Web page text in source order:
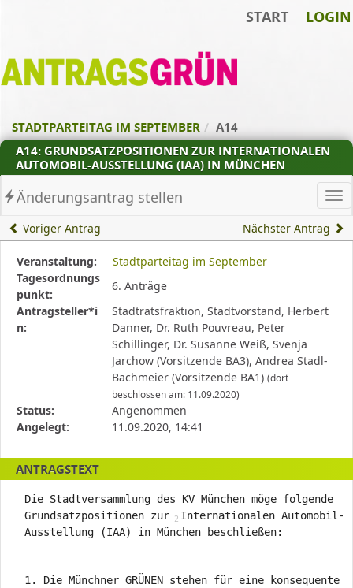
START LOGIN
Zur
Startseite
STADTPARTEITAG IM SEPTEMBER
A14
A14: GRUNDSATZPOSITIONEN ZUR INTERNATIONALEN
AUTOMOBIL-AUSSTELLUNG (IAA) IN MÜNCHEN
Änderungsantrag stellen
Voriger Antrag Nächster Antrag
Diese
Tabelle
beschreibt
den
Status,
Rahmendaten
zum
Veranstaltung:
Stadtparteitag im September
Tagesordnungs
punkt:
6. Anträge
Antragsteller*i
n:
Stadtratsfraktion, Stadtvorstand, Herbert
Danner, Dr. Ruth Pouvreau, Peter
Schillinger, Dr. Susanne Weiß, Svenja
Jarchow (Vorsitzende BA3), Andrea Stadl-
Bachmeier (Vorsitzende BA1) (dort
beschlossen am: 11.09.2020)
Status:
Angenommen
Angelegt:
11.09.2020, 14:41
ANTRAGSTEXT
Die Stadtversammlung des KV München möge folgende
Grundsatzpositionen zur Internationalen Automobil-
Ausstellung (IAA) in München beschließen:
1. Die Münchner GRÜNEN stehen für eine konsequente